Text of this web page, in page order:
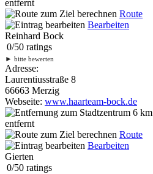
entfernt
Route
Bearbeiten
Reinhard Bock
0/50 ratings
► bitte bewerten
Adresse:
Laurentiusstraße 8
66663 Merzig
Webseite: www.haarteam-bock.de
6 km
entfernt
Route
Bearbeiten
Gierten
0/50 ratings